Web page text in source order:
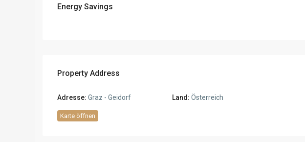
Energy Savings
Property Address
Adresse: Graz - Geidorf Land: Österreich
Karte öffnen